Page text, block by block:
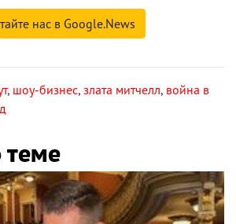
нас в Google.News
, шоу-бизнес, злата митчелл, война в
теме